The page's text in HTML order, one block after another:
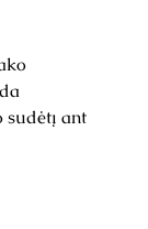
sudėtį ant